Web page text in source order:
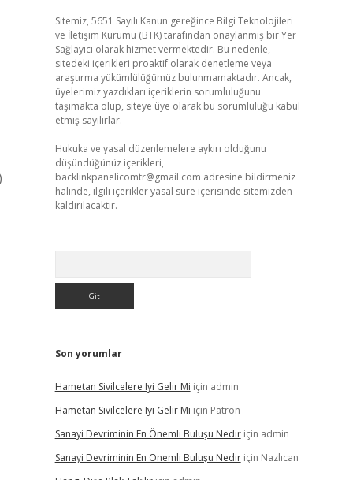
Sitemiz, 5651 Sayılı Kanun gereğince Bilgi Teknolojileri
ve İletişim Kurumu (BTK) tarafından onaylanmış bir Yer
Sağlayıcı olarak hizmet vermektedir. Bu nedenle,
sitedeki içerikleri proaktif olarak denetleme veya
araştırma yükümlülüğümüz bulunmamaktadır. Ancak,
üyelerimiz yazdıkları içeriklerin sorumluluğunu
taşımakta olup, siteye üye olarak bu sorumluluğu kabul
etmiş sayılırlar.
Hukuka ve yasal düzenlemelere aykırı olduğunu
düşündüğünüz içerikleri,
backlinkpanelicomtr@gmail.com adresine bildirmeniz
halinde, ilgili içerikler yasal süre içerisinde sitemizden
kaldırılacaktır.
Son yorumlar
Hametan Sivilcelere Iyi Gelir Mi için admin
Hametan Sivilcelere Iyi Gelir Mi için Patron
Sanayi Devriminin En Önemli Buluşu Nediriçin admin
Sanayi Devriminin En Önemli Buluşu Nediriçin Nazlıcan